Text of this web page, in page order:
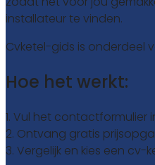
installateur te vinden.
Cvketel-gids is onderdeel
Hoe het werkt:
1. Vul het contactformulier
2. Ontvang gratis
3. Vergelijk en kies een cv-